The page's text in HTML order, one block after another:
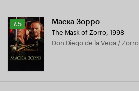
Рейтинг
Кинопоиска
7.5
7.5 Маска Зорро
The Mask of Zorro, 1998
Don Diego de la Vega / Zorro